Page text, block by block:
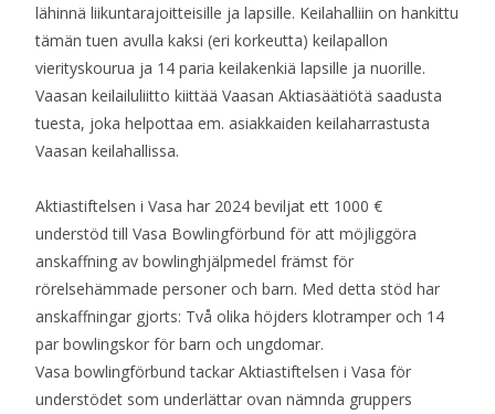
lähinnä liikuntarajoitteisille ja lapsille. Keilahalliin on hankittu
tämän tuen avulla kaksi (eri korkeutta) keilapallon
vierityskourua ja 14 paria keilakenkiä lapsille ja nuorille.
Vaasan keilailuliitto kiittää Vaasan Aktiasäätiötä saadusta
tuesta, joka helpottaa em. asiakkaiden keilaharrastusta
Vaasan keilahallissa.
Aktiastiftelsen i Vasa har 2024 beviljat ett 1000 €
understöd till Vasa Bowlingförbund för att möjliggöra
anskaffning av bowlinghjälpmedel främst för
rörelsehämmade personer och barn. Med detta stöd har
anskaffningar gjorts: Två olika höjders klotramper och 14
par bowlingskor för barn och ungdomar.
Vasa bowlingförbund tackar Aktiastiftelsen i Vasa för
understödet som underlättar ovan nämnda gruppers